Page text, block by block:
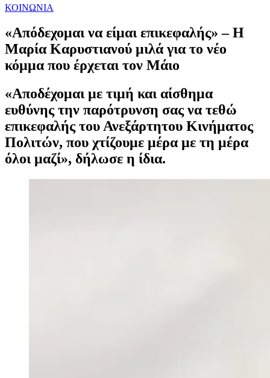
ΚΟΙΝΩΝΙΑ
«Απόδεχομαι να είμαι επικεφαλής» – Η
Μαρία Καρυστιανού μιλά για το νέο
κόμμα που έρχεται τον Μάιο
«Αποδέχομαι με τιμή και αίσθημα
ευθύνης την παρότρυνση σας να τεθώ
επικεφαλής του Ανεξάρτητου Κινήματος
Πολιτών, που χτίζουμε μέρα με τη μέρα
όλοι μαζί», δήλωσε η ίδια.